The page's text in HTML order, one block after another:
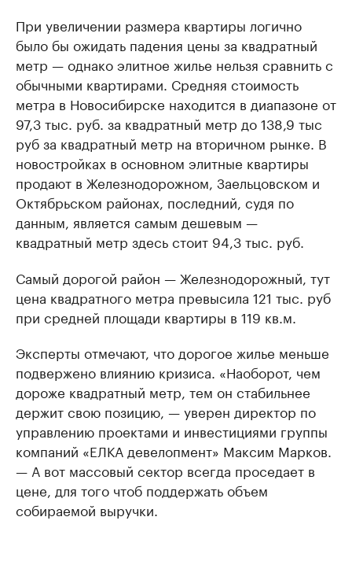
При увеличении размера квартиры логично
было бы ожидать падения цены за квадратный
метр — однако элитное жилье нельзя сравнить с
обычными квартирами. Средняя стоимость
метра в Новосибирске находится в диапазоне от
97,3 тыс. руб. за квадратный метр до 138,9 тыс
руб за квадратный метр на вторичном рынке. В
новостройках в основном элитные квартиры
продают в Железнодорожном, Заельцовском и
Октябрьском районах, последний, судя по
данным, является самым дешевым —
квадратный метр здесь стоит 94,3 тыс. руб.
Самый дорогой район — Железнодорожный, тут
цена квадратного метра превысила 121 тыс. руб
при средней площади квартиры в 119 кв.м.
Эксперты отмечают, что дорогое жилье меньше
подвержено влиянию кризиса. «Наоборот, чем
дороже квадратный метр, тем он стабильнее
держит свою позицию, — уверен директор по
управлению проектами и инвестициями группы
компаний «ЕЛКА девелопмент» Максим Марков.
— А вот массовый сектор всегда проседает в
цене, для того чтоб поддержать объем
собираемой выручки.